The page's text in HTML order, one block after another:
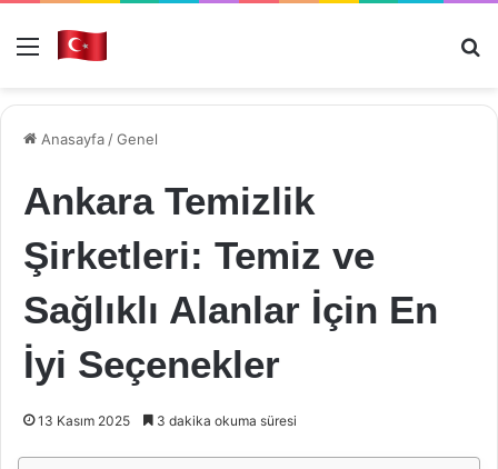
Menü
Anasayfa /Genel
Ankara Temizlik
Şirketleri: Temiz ve
Sağlıklı Alanlar İçin En
İyi Seçenekler
13 Kasım 2025 3 dakika okuma süresi